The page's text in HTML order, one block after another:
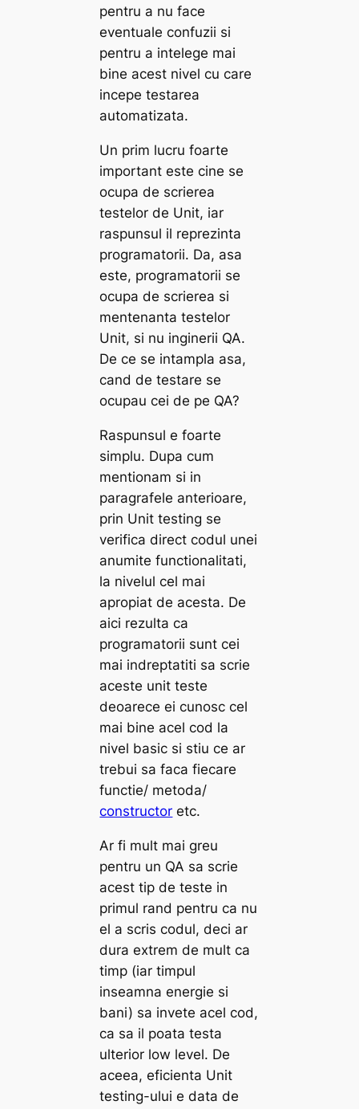
pentru a nu face
eventuale confuzii si
pentru a intelege mai
bine acest nivel cu care
incepe testarea
automatizata.
Un prim lucru foarte
important este cine se
ocupa de scrierea
testelor de Unit, iar
raspunsul il reprezinta
programatorii. Da, asa
este, programatorii se
ocupa de scrierea si
mentenanta testelor
Unit, si nu inginerii QA.
De ce se intampla asa,
cand de testare se
ocupau cei de pe QA?
Raspunsul e foarte
simplu. Dupa cum
mentionam si in
paragrafele anterioare,
prin Unit testing se
verifica direct codul unei
anumite functionalitati,
la nivelul cel mai
apropiat de acesta. De
aici rezulta ca
programatorii sunt cei
mai indreptatiti sa scrie
aceste unit teste
deoarece ei cunosc cel
mai bine acel cod la
nivel basic si stiu ce ar
trebui sa faca fiecare
functie/ metoda/
constructor etc.
Ar fi mult mai greu
pentru un QA sa scrie
acest tip de teste in
primul rand pentru ca nu
el a scris codul, deci ar
dura extrem de mult ca
timp (iar timpul
inseamna energie si
bani) sa invete acel cod,
ca sa il poata testa
ulterior low level. De
aceea, eficienta Unit
testing-ului e data de